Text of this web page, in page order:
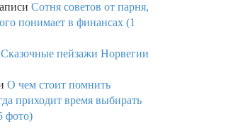
Сотня советов от парня,
понимает в финансах (1
Сказочные пейзажи Норвегии
О чем стоит помнить
приходит время выбирать
фото)